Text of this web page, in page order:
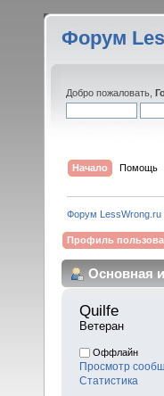
Форум
Добро пожаловать,
Начало Помощь
Форум LessWrong.ru
Профиль
Основная
Quilfe
Ветеран
Оффлайн
Просмотр
Статистика